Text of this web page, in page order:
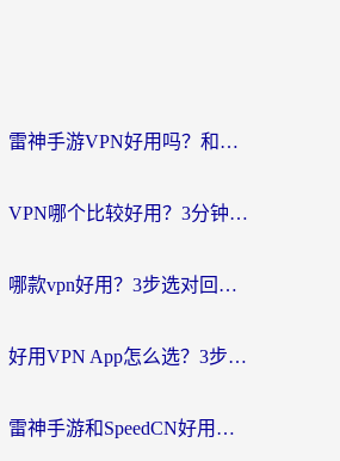
海外党必看：雷神手游VPN好用吗？和天速回国VPN对比哪个回国效果更好？附实用加速器选择指南
海外党必看：VPN哪个比较好用？3分钟找到适合你的回国加速方案
海外党必看：哪款vpn好用？3步选对回国加速器，无缝刷剧玩游戏
海外党必看：好用VPN App怎么选？3步教你无缝访问国内资源
海外党必看：雷神手游和SpeedCN好用吗？3招选对回国加速器无缝刷国内资源